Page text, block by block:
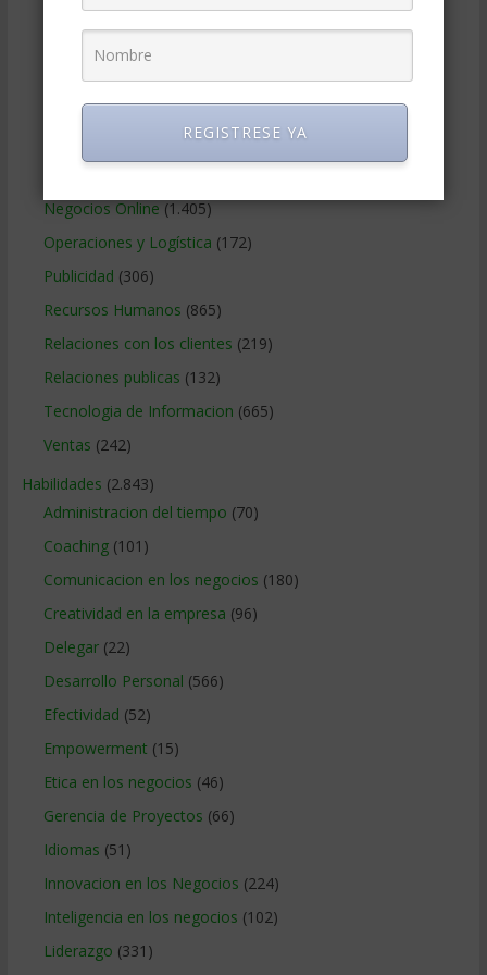
Gobierno Corporativo(11)
Marketing Digital(247)
Métodos Gerenciales(280)
Negocios Online (1.405)
Operaciones y Logística (172)
Publicidad (306)
Recursos Humanos (865)
Relaciones con los clientes (219)
Relaciones publicas (132)
Tecnologia de Informacion (665)
Ventas (242)
Habilidades (2.843)
Administracion del tiempo (70)
Coaching(101)
Comunicacion en los negocios (180)
Creatividad en la empresa (96)
Delegar(22)
Desarrollo Personal (566)
Efectividad (52)
Empowerment (15)
Etica en los negocios (46)
Gerencia de Proyectos (66)
Idiomas (51)
Innovacion en los Negocios (224)
Inteligencia en los negocios (102)
Liderazgo (331)
REGISTRESE YA